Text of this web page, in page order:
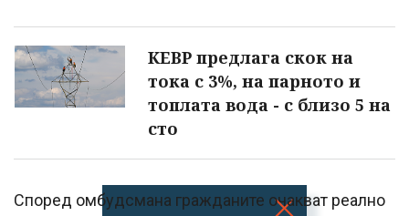
КЕВР предлага скок на
тока с 3%, на парното и
топлата вода - с близо 5 на
сто
Според омбудсмана гражданите очакват реално